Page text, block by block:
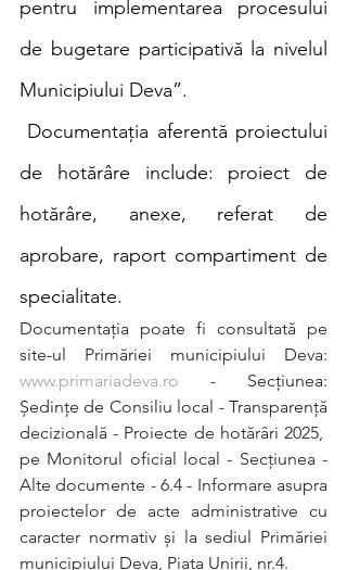
pentru implementarea procesului
de bugetare participativă la nivelul
Municipiului Deva”.
Documentația aferentă proiectului
de hotărâre include: proiect de
hotărâre, anexe, referat de
aprobare, raport compartiment de
specialitate.
Documentaţia poate fi consultată pe
www.primariadeva.ro - Secțiunea:
Ședințe de Consiliu local - Transparență
decizională - Proiecte de hotărâri 2025,
pe Monitorul oficial local - Secțiunea -
Alte documente - 6.4 - Informare asupra
proiectelor de acte administrative cu
caracter normativ și la sediul Primăriei
municipiului Deva, Piața Unirii, nr.4.